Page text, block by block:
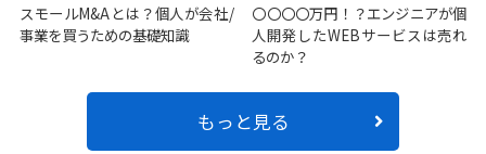
スモールM&Aとは？個人が会社/
事業を買うための基礎知識
〇〇〇〇万円！？エンジニアが個
人開発したWEBサービスは売れ
るのか？
もっと見る